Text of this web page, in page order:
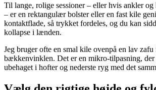
Til lange, rolige sessioner – eller hvis ankler
– er en rektangulær bolster eller en fast kile
kontaktflade, så trykket fordeles, og du kan
kollapse i lænden.
Jeg bruger ofte en smal kile ovenpå en lav
bækkenvinklen. Det er en mikro-tilpasning,
ubehaget i hofter og nederste ryg med det